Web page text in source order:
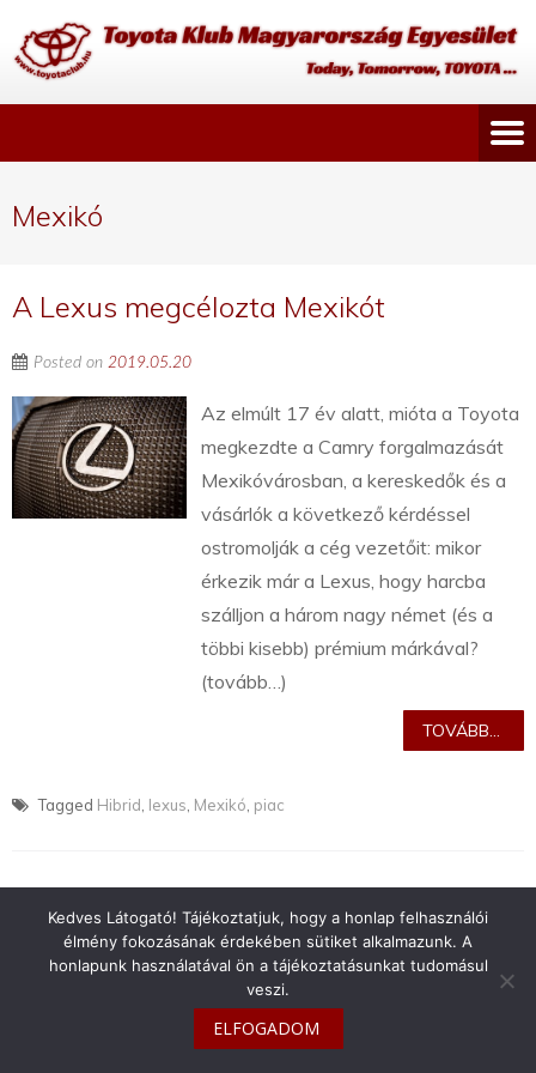
Mexikó
A Lexus megcélozta Mexikót
Posted on 2019.05.20
Az elmúlt 17 év alatt, mióta a Toyota
megkezdte a Camry forgalmazását
Mexikóvárosban, a kereskedők és a
vásárlók a következő kérdéssel
ostromolják a cég vezetőit: mikor
érkezik már a Lexus, hogy harcba
szálljon a három nagy német (és a
többi kisebb) prémium márkával?
(tovább…)
TOVÁBB...
Tagged Hibrid lexus Mexikó piac
info@toyotaclub.hu
Toyota Klub Magyarország
Kedves Látogató! Tájékoztatjuk, hogy a honlap felhasználói
élmény fokozásának érdekében sütiket alkalmazunk. A
honlapunk használatával ön a tájékoztatásunkat tudomásul
veszi.
ELFOGADOM